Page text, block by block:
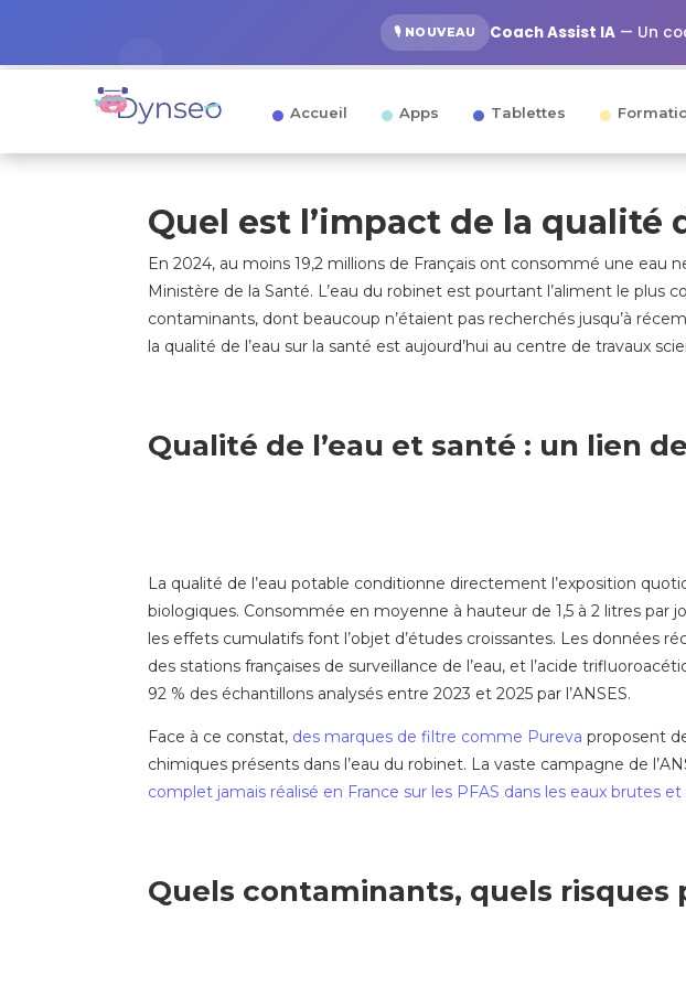
🎙️ NOUVEAU Coach Assist IA— Un
Accueil Apps Tablettes
Quel est l’impact de la qualité
En 2024, au moins 19,2 millions de Français ont consommé une
Ministère de la Santé. L’eau du robinet est pourtant l’aliment le plus
contaminants, dont beaucoup n’étaient pas recherchés jusqu’à
la qualité de l’eau sur la santé est aujourd’hui au centre de travaux
Qualité de l’eau et santé : un lien
La qualité de l’eau potable conditionne directement l’exposition
biologiques. Consommée en moyenne à hauteur de 1,5 à 2 litres par
les effets cumulatifs font l’objet d’études croissantes. Les données
des stations françaises de surveillance de l’eau, et l’acide
92 % des échantillons analysés entre 2023 et 2025 par l’ANSES.
Face à ce constat, des marques de filtre comme Pureva proposent
chimiques présents dans l’eau du robinet. La vaste campagne de
complet jamais réalisé en France sur les PFAS dans les eaux brutes
Quels contaminants, quels risques